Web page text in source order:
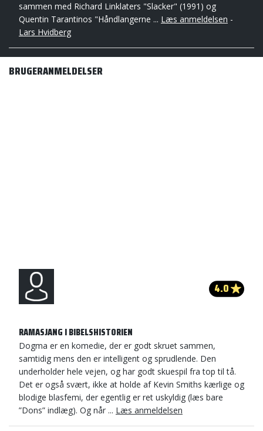
sammen med Richard Linklaters "Slacker" (1991) og
Quentin Tarantinos "Håndlangerne ... Læs anmeldelsen -
Lars Hvidberg
BRUGERANMELDELSER
4.0
RAMASJANG I BIBELSHISTORIEN
Dogma er en komedie, der er godt skruet sammen,
samtidig mens den er intelligent og sprudlende. Den
underholder hele vejen, og har godt skuespil fra top til tå.
Det er også svært, ikke at holde af Kevin Smiths kærlige og
blodige blasfemi, der egentlig er ret uskyldig (læs bare
”Dons” indlæg). Og når ... Læs anmeldelsen